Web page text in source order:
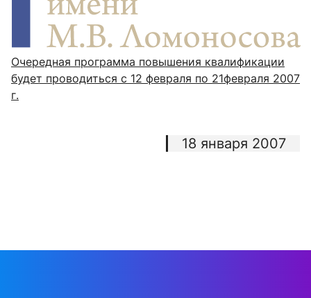
Очередная программа повышения квалификации
будет проводиться с 12 февраля по 21февраля 2007
г.
18 января 2007